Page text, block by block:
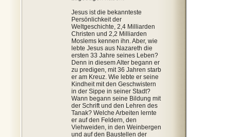
Jesus ist die bekannteste
Persönlichkeit der
Weltgeschichte, 2,4 Milliarden
Christen und 2,2 Milliarden
Moslems kennen ihn. Aber, wie
lebte Jesus aus Nazareth die
ersten 33 Jahre seines Leben?
Denn in diesem Alter begann er
zu predigen, mit 36 Jahren starb
er am Kreuz. Wie lebte er seine
Kindheit mit den Geschwistern
in der Sippe in seiner Stadt?
Wann begann seine Bildung mit
der Schrift und den Lehren des
Tanak? Welche Arbeiten lernte
er auf den Feldern, den
Viehweiden, in den Weinbergen
und auf den Baustellen der